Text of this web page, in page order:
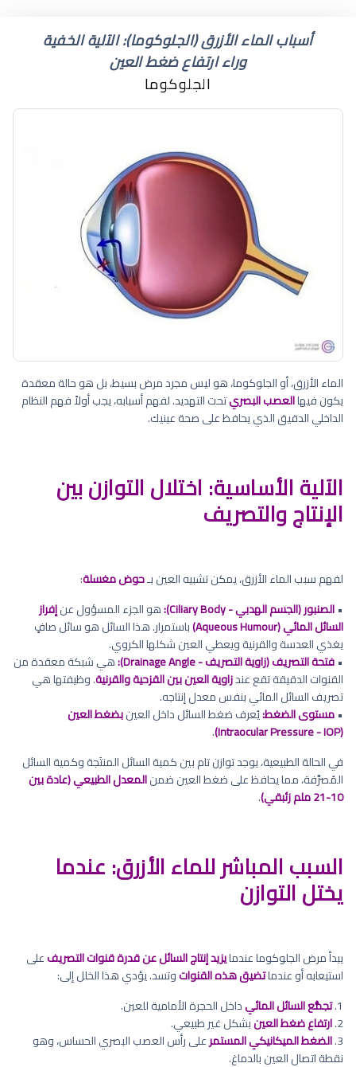
أسباب الماء الأزرق (الجلوكوما): الآلية الخفية
وراء ارتفاع ضغط العين
الجلوكوما
الماء الأزرق، أو الجلوكوما، هو ليس مجرد مرض بسيط، بل هو حالة معقدة
يكون فيهاالعصب البصريتحت التهديد. لفهم أسبابه، يجب أولاً فهم النظام
الداخلي الدقيق الذي يحافظ على صحة عينيك.
الآلية الأساسية: اختلال التوازن بين
الإنتاج والتصريف
لفهم سبب الماء الأزرق، يمكن تشبيه العين بـحوض مغسلة:
•الصنبور (الجسم الهدبي - Ciliary Body): هو الجزء المسؤول عنإفراز
السائل المائي (Aqueous Humour)
باستمرار. هذا السائل هو سائل صافٍ
يغذي العدسة والقرنية ويعطي العين شكلها الكروي.
•فتحة التصريف (زاوية التصريف - Drainage Angle):
هي شبكة معقدة من
القنوات الدقيقة تقع عندزاوية العين بين القزحية والقرنية. وظيفتها هي
تصريف السائل المائي بنفس معدل إنتاجه.
•مستوى الضغط:يُعرف ضغط السائل داخل العينبضغط العين
(Intraocular Pressure - IOP)
.
في الحالة الطبيعية، يوجد توازن تام بين كمية السائل المنتَجة وكمية السائل
المُصرَّفة، مما يحافظ على ضغط العين ضمنالمعدل الطبيعي (عادة بين
10-21 ملم زئبقي)
.
السبب المباشر للماء الأزرق: عندما
يختل التوازن
يبدأ مرض الجلوكوما عندمايزيد إنتاج السائل عن قدرة قنوات التصريفعلى
استيعابه أو عندماتضيق هذه القنواتوتسد. يؤدي هذا الخلل إلى:
1. تجمُّع السائل المائيداخل الحجرة الأمامية للعين.
2. ارتفاع ضغط العينبشكل غير طبيعي.
3. الضغط الميكانيكي المستمرعلى رأس العصب البصري الحساس، وهو
نقطة اتصال العين بالدماغ.